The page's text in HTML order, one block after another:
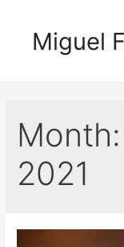
contentMiguel
Month:
2021